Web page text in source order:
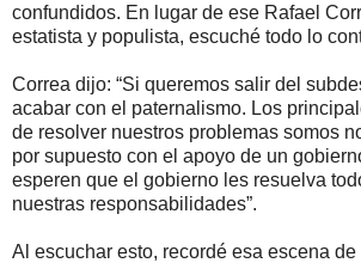
confundidos. En lugar de ese Rafael
estatista y populista, escuché todo lo
Correa dijo: “Si queremos salir del
acabar con el paternalismo. Los
de resolver nuestros problemas somos
por supuesto con el apoyo de un
esperen que el gobierno les resuelva
nuestras responsabilidades”.
Al escuchar esto, recordé esa escena de